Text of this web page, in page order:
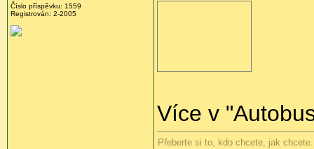
Číslo příspěvku: 1559
Registrován: 2-2005
Více v
Přeberte si to, kdo chcete, jak